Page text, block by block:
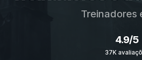
Treinadores
4.9/5
37K